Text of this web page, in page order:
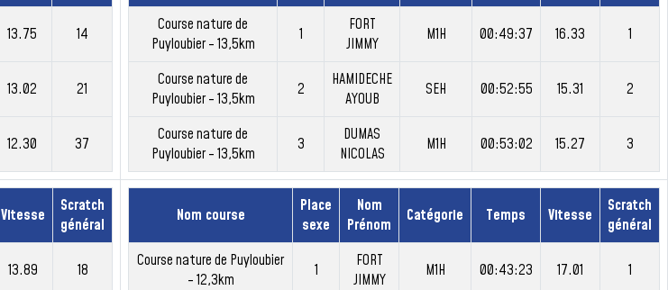
13.75 14
13.02 21
12.30 37
Course nature de
Puyloubier - 13,5km
1
FORT
JIMMY
M1H 00:49:37 16.33 1
Course nature de
Puyloubier - 13,5km
2
HAMIDECHE
AYOUB
SEH 00:52:55 15.31 2
Course nature de
Puyloubier - 13,5km
3
DUMAS
NICOLAS
M1H 00:53:02 15.27 3
Vitesse
Scratch
général
13.89 18
Nom course
Place
sexe
Nom
Prénom
Catégorie Temps Vitesse
Scratch
général
Course nature de Puyloubier
- 12,3km
1
FORT
JIMMY
M1H 00:43:23 17.01 1